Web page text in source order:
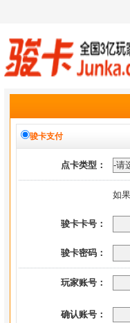
骏卡支付
点卡类型：
如
骏卡卡号：
骏卡密码：
玩家账号：
确认账号：